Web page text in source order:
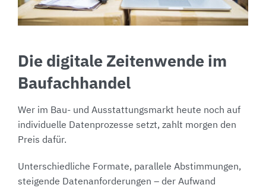
Die digitale Zeitenwende im
Baufachhandel
Wer im Bau- und Ausstattungsmarkt heute noch auf
individuelle Datenprozesse setzt, zahlt morgen den
Preis dafür.
Unterschiedliche Formate, parallele Abstimmungen,
steigende Datenanforderungen – der Aufwand